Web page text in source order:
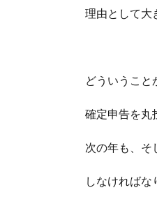
理由として大
どういうこと
確定申告を丸
次の年も、そ
しなければな